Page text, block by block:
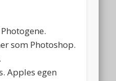
som Photoshop.
Apples egen